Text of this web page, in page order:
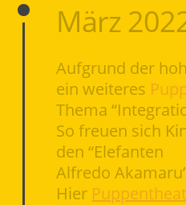
März
Aufgrund der
ein weiteres
Thema
So freuen sich
den “Elefanten
Alfredo
Hier